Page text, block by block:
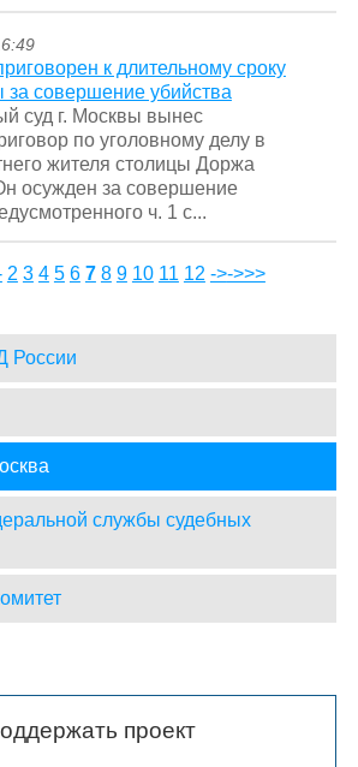
к длительному сроку
совершение убийства
суд г. Москвы вынес
по уголовному делу в
жителя столицы Доржа
осужден за совершение
ч. 1 с...
2 3 4 5 6 7 8 9 10 11 12 ->->>>
России
службы судебных
проект